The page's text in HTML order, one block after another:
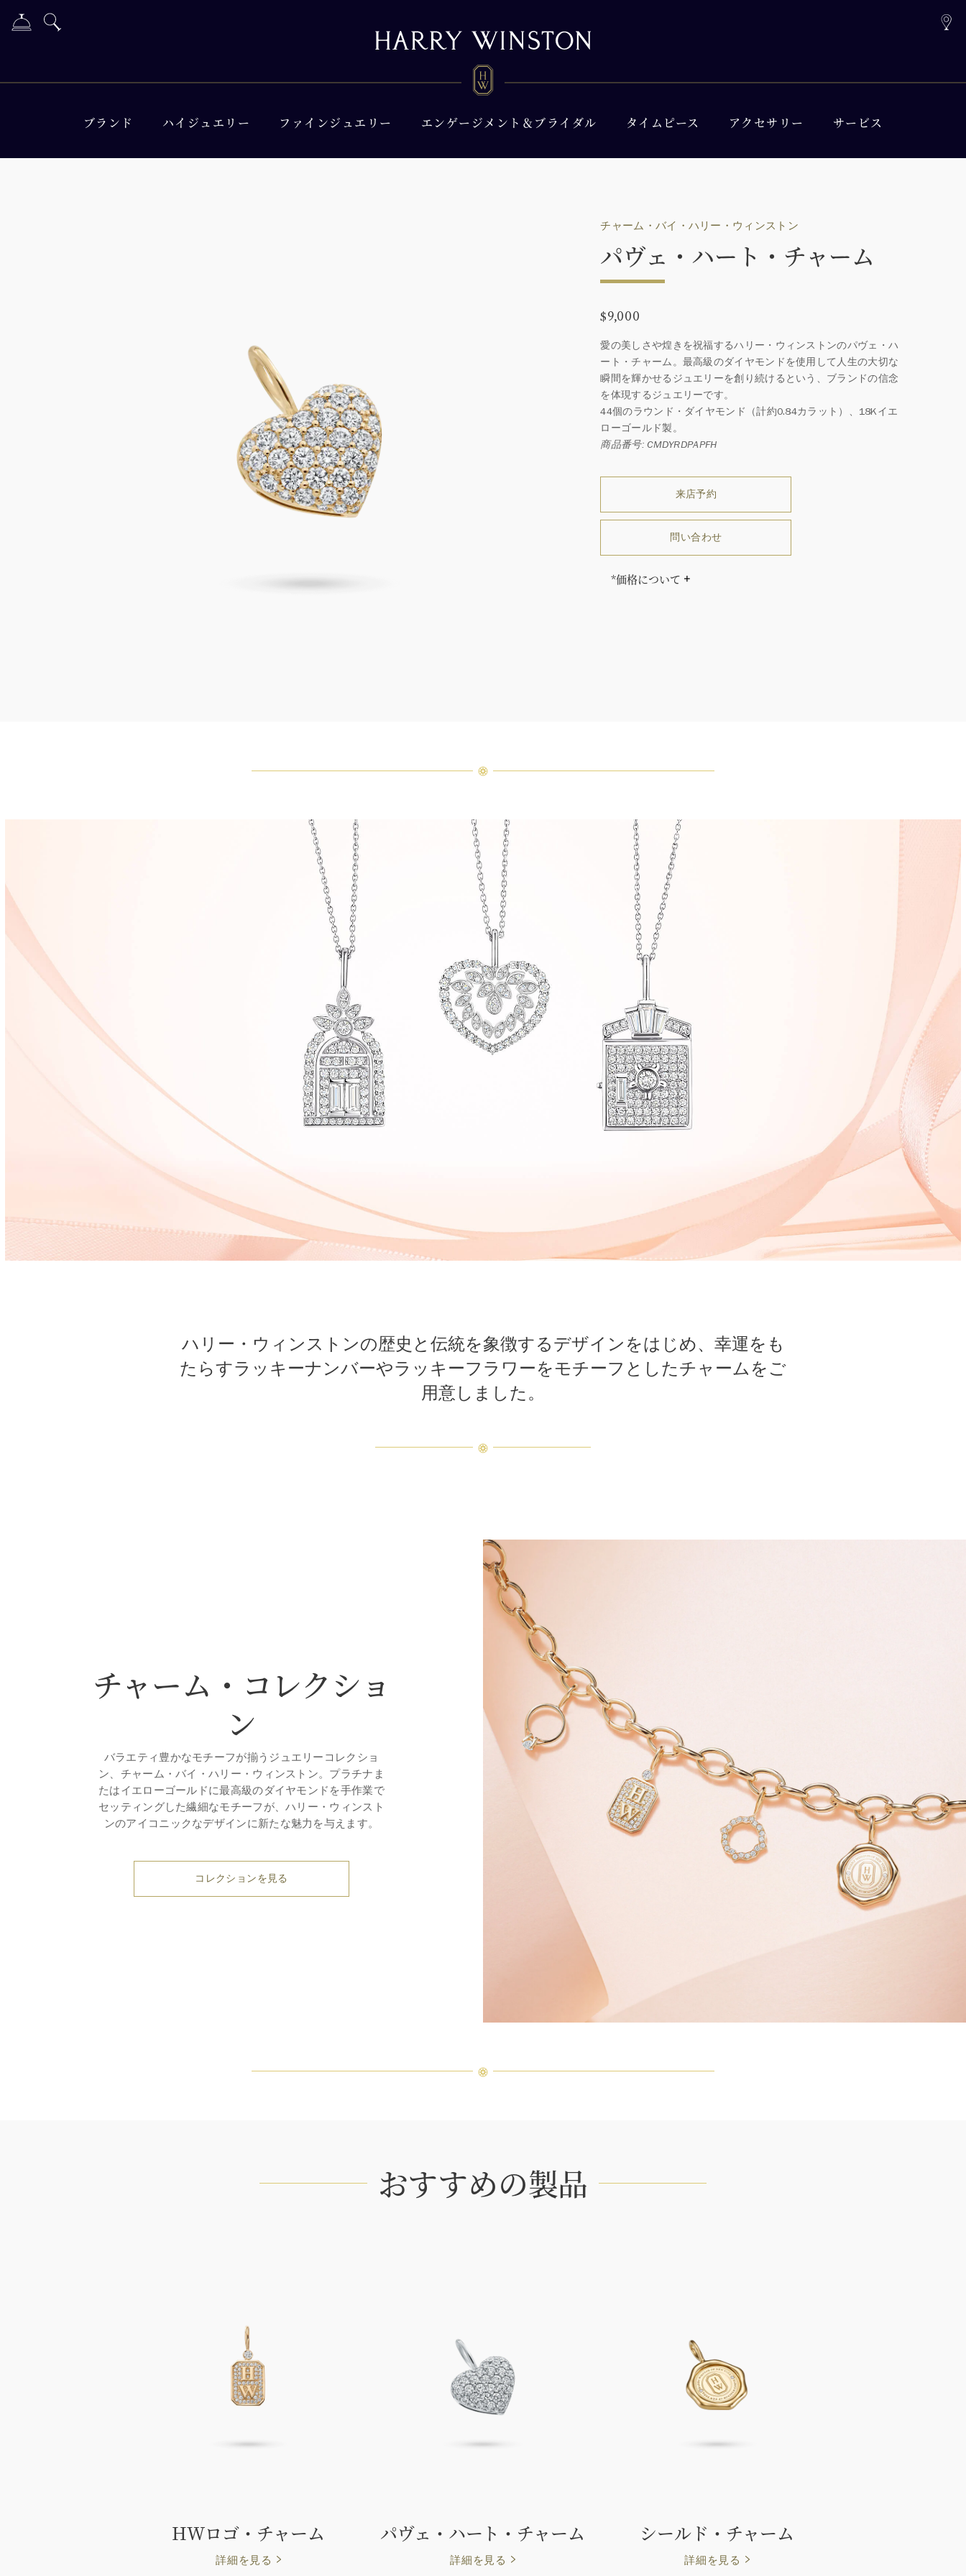
ブランド ハイジュエリー ファインジュエリー エンゲージメント＆ブライダル タイムピース アクセサリー サービス
チャーム・バイ・ハリー・ウィンストン
パヴェ・ハート・チャーム
$9,000
愛の美しさや煌きを祝福するハリー・ウィンストンのパヴェ・ハ
ート・チャーム。最高級のダイヤモンドを使用して人生の大切な
瞬間を輝かせるジュエリーを創り続けるという、ブランドの信念
を体現するジュエリーです。
44個のラウンド・ダイヤモンド（計約0.84カラット）、18Kイエ
ローゴールド製。
商品番号: CMDYRDPAPFH
来店予約
問い合わせ
*価格について
ハリー・ウィンストンの歴史と伝統を象徴するデザインをはじめ、幸運をも
たらすラッキーナンバーやラッキーフラワーをモチーフとしたチャームをご
用意しました。
チャーム・コレクショ
ン
バラエティ豊かなモチーフが揃うジュエリーコレクショ
ン、チャーム・バイ・ハリー・ウィンストン。プラチナま
たはイエローゴールドに最高級のダイヤモンドを手作業で
セッティングした繊細なモチーフが、ハリー・ウィンスト
ンのアイコニックなデザインに新たな魅力を与えます。
コレクションを見る
おすすめの製品
HWロゴ・チャーム
詳細を見る
パヴェ・ハート・チャーム
詳細を見る
シールド・チャーム
詳細を見る